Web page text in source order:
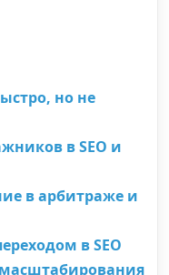
но не
в SEO и
в арбитраже и
в SEO